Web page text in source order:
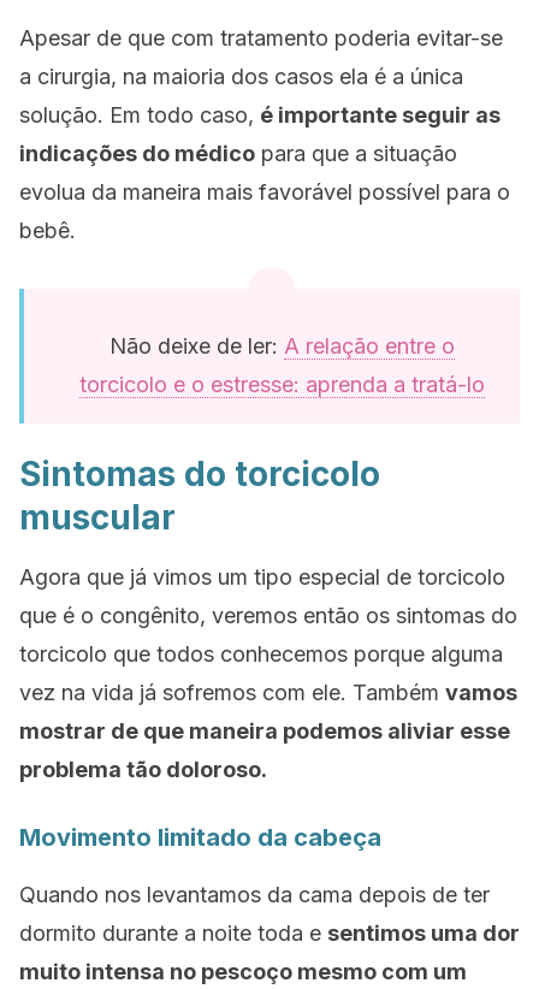
Apesar de que com tratamento poderia evitar-se
a cirurgia, na maioria dos casos ela é a única
solução. Em todo caso, é importante seguir as
indicações do médico para que a situação
evolua da maneira mais favorável possível para o
bebê.
Não deixe de ler: A relação entre o
torcicolo e o estresse: aprenda a tratá-lo
Sintomas do torcicolo
muscular
Agora que já vimos um tipo especial de torcicolo
que é o congênito, veremos então os sintomas do
torcicolo que todos conhecemos porque alguma
vez na vida já sofremos com ele. Também vamos
mostrar de que maneira podemos aliviar esse
problema tão doloroso.
Movimento limitado da cabeça
Quando nos levantamos da cama depois de ter
dormito durante a noite toda e sentimos uma dor
muito intensa no pescoço mesmo com um